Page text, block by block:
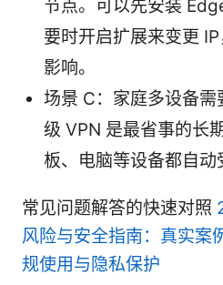
节点。可以先安装
要时开启扩展来变更
影响。
场景 C：家庭多设备
级 VPN 是最省事的长
板、电脑等设备都自动
常见问题解答的快速对照
风险与安全指南：真实案
规使用与隐私保护